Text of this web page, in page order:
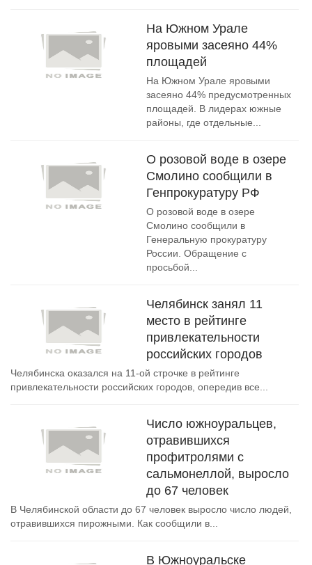
На Южном Урале
яровыми засеяно 44%
площадей
На Южном Урале яровыми
засеяно 44% предусмотренных
площадей. В лидерах южные
районы, где отдельные...
О розовой воде в озере
Смолино сообщили в
Генпрокуратуру РФ
О розовой воде в озере
Смолино сообщили в
Генеральную прокуратуру
России. Обращение с
просьбой...
Челябинск занял 11
место в рейтинге
привлекательности
российских городов
Челябинска оказался на 11-ой строчке в рейтинге
привлекательности российских городов, опередив все...
Число южноуральцев,
отравившихся
профитролями с
сальмонеллой, выросло
до 67 человек
В Челябинской области до 67 человек выросло число людей,
отравившихся пирожными. Как сообщили в...
В Южноуральске